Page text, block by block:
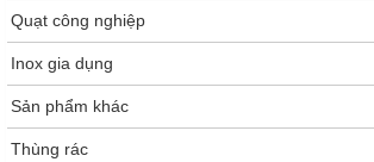
Quạt công nghiệp
Inox gia dụng
Sản phẩm khác
Thùng rác